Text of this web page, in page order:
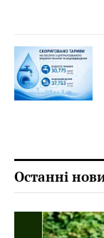
Останні